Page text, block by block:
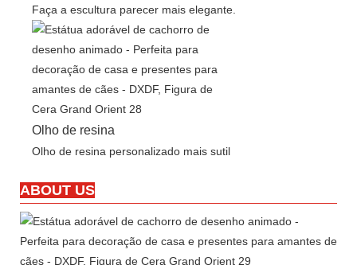
Faça a escultura parecer mais elegante.
Olho de resina
Olho de resina personalizado mais sutil
ABOUT US